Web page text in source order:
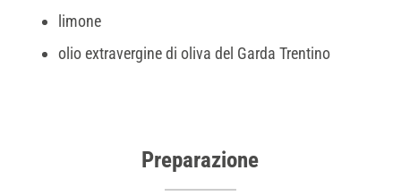
limone
olio extravergine di oliva del Garda Trentino
Preparazione